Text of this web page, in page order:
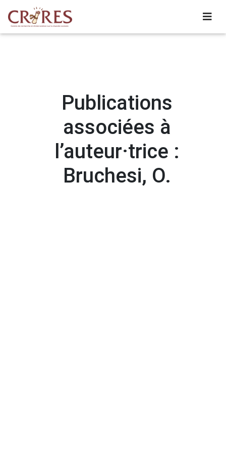
Publications
associées à
l’auteur·trice :
Bruchesi, O.